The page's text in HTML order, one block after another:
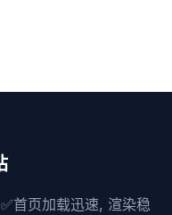
首页加载迅速, 渲染稳